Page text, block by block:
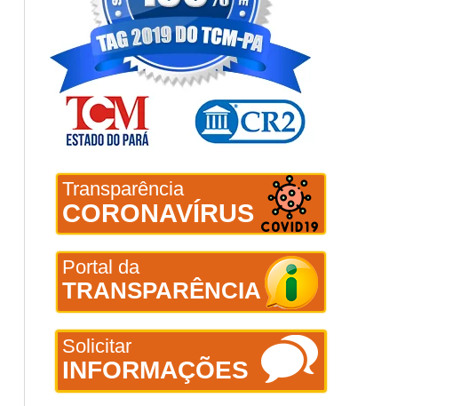
Transparência
CORONAVÍRUS
Portal da
TRANSPARÊNCIA
Solicitar
INFORMAÇÕES